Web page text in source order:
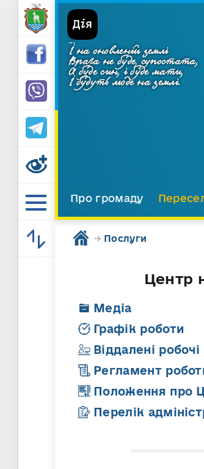
...
І на оновленій землі
Врага не буде, супостата,
А буде син, і буде мати,
І будуть люде на землі.
Про громаду
→ Послуги
Центр
Медіа
Графік роботи
Віддалені
Регламент
Положення про
Перелік